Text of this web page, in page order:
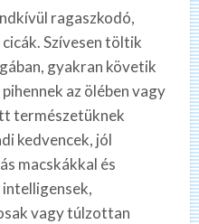
ragaszkodó,
Szívesen töltik
gyakran követik
az ölében vagy
természetüknek
kedvencek, jól
macskákkal és
vagy túlzottan